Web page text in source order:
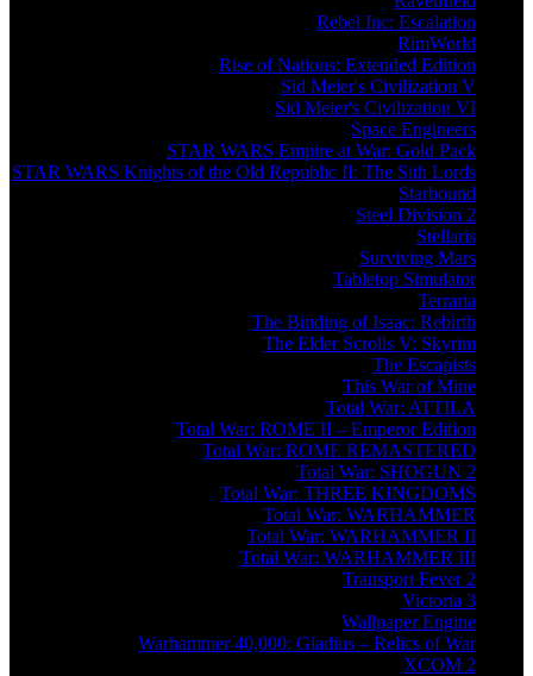
Rebel Inc: Escalation
RimWorld
Rise of Nations: Extended Edition
Sid Meier's Civilization V
Sid Meier's Civilization VI
Space Engineers
STAR WARS Empire at War: Gold Pack
STAR WARS Knights of the Old Republic II: The Sith Lords
Starbound
Steel Division 2
Stellaris
Surviving Mars
Tabletop Simulator
Terraria
The Binding of Isaac: Rebirth
The Elder Scrolls V: Skyrim
The Escapists
This War of Mine
Total War: ATTILA
Total War: ROME II – Emperor Edition
Total War: ROME REMASTERED
Total War: SHOGUN 2
Total War: THREE KINGDOMS
Total War: WARHAMMER
Total War: WARHAMMER II
Total War: WARHAMMER III
Transport Fever 2
Victoria 3
Wallpaper Engine
Warhammer 40,000: Gladius – Relics of War
XCOM 2